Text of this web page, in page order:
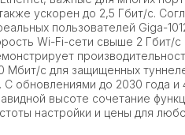
ускорен до 2,5 Гбит/с.
пользователей Giga-
Wi-Fi-сети свыше 2 Гбит/с
Мбит/с для защищенных
С обновлениями до 2030 года и
высоте сочетание
настройки и цены для